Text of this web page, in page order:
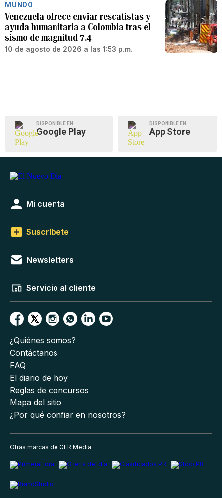
MUNDO
Venezuela ofrece enviar rescatistas y
ayuda humanitaria a Colombia tras el
sismo de magnitud 7.4
10 de agosto de 2026 a las 1:53 p.m.
DISPONIBLE EN
Google Play
DISPONIBLE EN
App Store
Mi cuenta
Suscríbete
Newsletters
Servicio al cliente
¿Quiénes somos?
Contáctanos
FAQ
El diario de hoy
Reglas de concursos
Mapa del sitio
¿Por qué confiar en nosotros?
Otras marcas de GFR Media